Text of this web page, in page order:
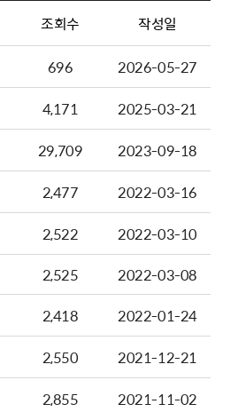
조회수 작성일
696
2026-05-27
4,171
2025-03-21
29,709
2023-09-18
2,477
2022-03-16
2,522
2022-03-10
2,525
2022-03-08
2,418
2022-01-24
2,550
2021-12-21
2,855
2021-11-02